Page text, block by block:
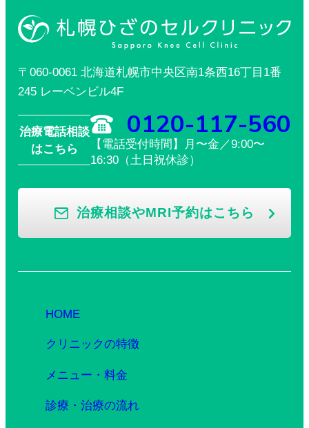
〒060-0061 北海道札幌市中央区南1条西16丁目1番
245 レーベンビル4F
治療電話相談
はこちら
0120-117-560
【電話受付時間】月〜金／9:00〜
16:30（土日祝休診）
治療相談やMRI予約はこちら
HOME
クリニックの特徴
メニュー・料金
診療・治療の流れ